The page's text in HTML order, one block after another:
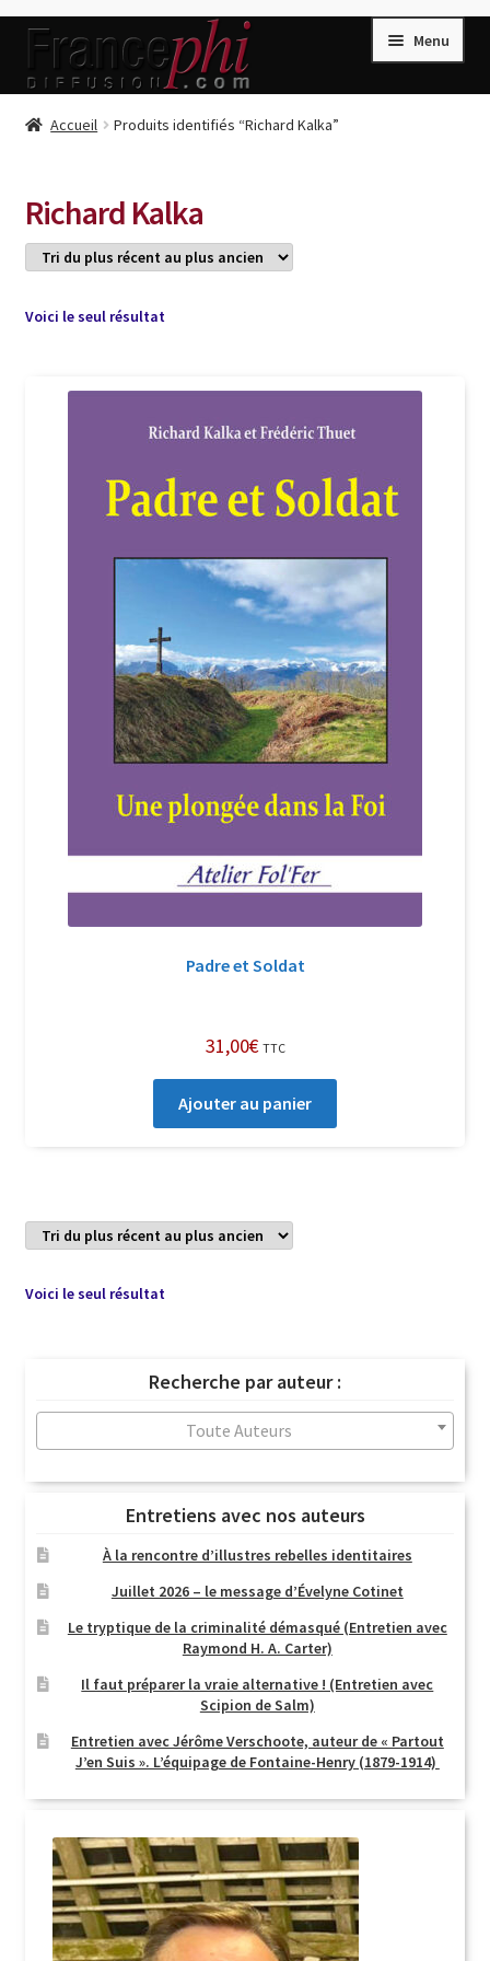
Aller
la
Aller
contenu
Menu
Accueil
Conditions de Vente
Connection
Listes d’Envies
Livres de Peter Randa
Livres de Philippe Randa
Login Customizer
Newsletter
Nous Contacter
Politique de confidentialité et cookies
Qui sommes-nous ?
Soutien à Philippe Randa
Suivi de la Commande
Accueil Produits identifiés “Richard Kalka”
Richard Kalka
Voici le seul résultat
Padre et Soldat
31,00€ TTC
Ajouter au panier
Voici le seul résultat
Recherche par auteur :
Toute Auteurs
Entretiens avec nos auteurs
À la rencontre d’illustres rebelles identitaires
Juillet 2026 – le message d’Évelyne Cotinet
Le tryptique de la criminalité démasqué (Entretien avec
Raymond H. A. Carter)
Il faut préparer la vraie alternative ! (Entretien avec
Scipion de Salm)
Entretien avec Jérôme Verschoote, auteur de « Partout
J’en Suis ». L’équipage de Fontaine-Henry (1879-1914)